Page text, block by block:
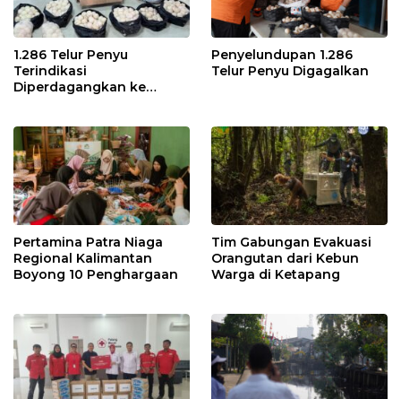
1.286 Telur Penyu
Terindikasi
Diperdagangkan ke
Penyelundupan 1.286
Telur Penyu Digagalkan
Pertamina Patra Niaga
Regional Kalimantan
Boyong 10 Penghargaan
Tim Gabungan Evakuasi
Orangutan dari Kebun
Warga di Ketapang